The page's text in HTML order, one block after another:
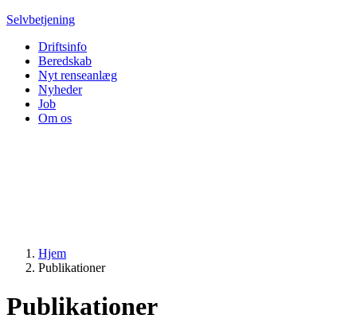
Selvbetjening
Driftsinfo
Beredskab
Nyt renseanlæg
Nyheder
Job
Om os
Hjem
Publikationer
Publikationer